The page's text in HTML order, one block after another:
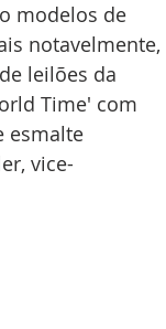
modelos de
notavelmente,
leilões da
Time' com
esmalte
vice-